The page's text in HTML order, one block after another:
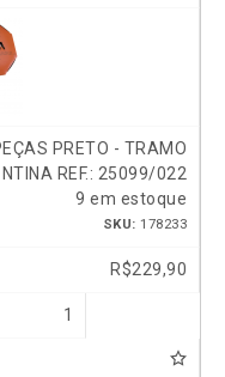
PRETO - TRAMO
NTINA REF.: 25099/022
9 em estoque
SKU: 178233
R$229,90
1